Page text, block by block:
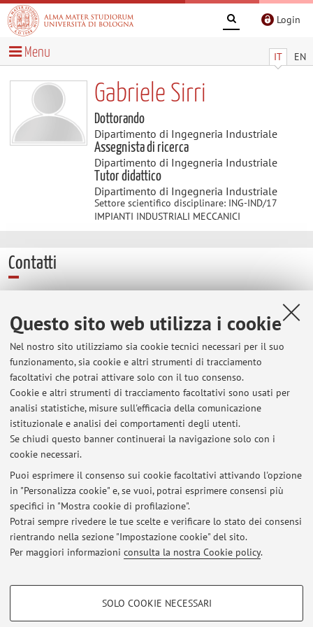
Questo sito web utilizza i cookie
Nel nostro sito utilizziamo sia cookie tecnici necessari per il suo
funzionamento, sia cookie e altri strumenti di tracciamento
facoltativi che potrai attivare solo con il tuo consenso.
Cookie e altri strumenti di tracciamento facoltativi sono usati per
analisi statistiche, misure sull'efficacia della comunicazione
istituzionale e analisi dei comportamenti degli utenti.
Se chiudi questo banner continuerai la navigazione solo con i
cookie necessari.
Puoi esprimere il consenso sui cookie facoltativi attivando l'opzione
in "Personalizza cookie" e, se vuoi, potrai esprimere consensi più
specifici in "Mostra cookie di profilazione".
Potrai sempre rivedere le tue scelte e verificare lo stato dei consensi
rientrando nella sezione "Impostazione cookie" del sito.
Per maggiori informazioni consulta la nostra Cookie policy.
COOKIE DI PROFILAZIONE - FACOLTATIVI
SOLO COOKIE NECESSARI
Login
IT EN
Menu
Gabriele Sirri
Dottorando
Dipartimento di Ingegneria Industriale
Assegnista di ricerca
Dipartimento di Ingegneria Industriale
Tutor didattico
Dipartimento di Ingegneria Industriale
Settore scientifico disciplinare: ING-IND/17
IMPIANTI INDUSTRIALI MECCANICI
Contatti
Dipartimento di Ingegneria Industriale
Viale del Risorgimento 2, Bologna -
Dipartimento di Ingegneria Industriale
Via Terracini 24, Bologna -
Vai alla mappa
Ultimi avvisi
Al momento non sono presenti avvisi.
Area riservata